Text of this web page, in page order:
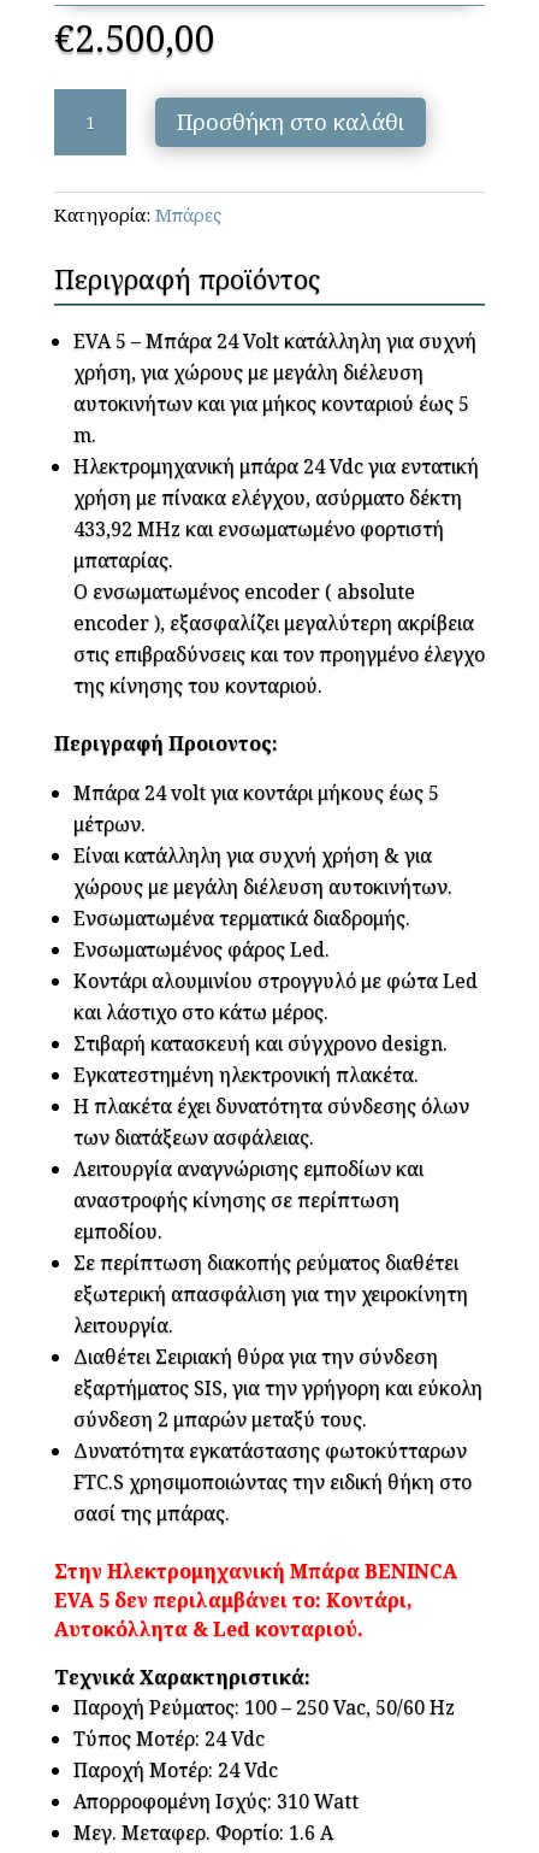
€2.500,00
EVA
5
ποσότητα
Προσθήκη στο καλάθι
Κατηγορία: Μπάρες
Περιγραφή προϊόντος
EVA 5 – Μπάρα 24 Volt κατάλληλη για συχνή
χρήση, για χώρους με μεγάλη διέλευση
αυτοκινήτων και για μήκος κονταριού έως 5
m.
Ηλεκτρομηχανική μπάρα 24 Vdc για εντατική
χρήση με πίνακα ελέγχου, ασύρματο δέκτη
433,92 MHz και ενσωματωμένο φορτιστή
μπαταρίας.
Ο ενσωματωμένος encoder ( absolute
encoder ), εξασφαλίζει μεγαλύτερη ακρίβεια
στις επιβραδύνσεις και τον προηγμένο έλεγχο
της κίνησης του κονταριού.
Περιγραφή Προιοντος:
Μπάρα 24 volt για κοντάρι μήκους έως 5
μέτρων.
Είναι κατάλληλη για συχνή χρήση & για
χώρους με μεγάλη διέλευση αυτοκινήτων.
Ενσωματωμένα τερματικά διαδρομής.
Ενσωματωμένος φάρος Led.
Κοντάρι αλουμινίου στρογγυλό με φώτα Led
και λάστιχο στο κάτω μέρος.
Στιβαρή κατασκευή και σύγχρονο design.
Εγκατεστημένη ηλεκτρονική πλακέτα.
Η πλακέτα έχει δυνατότητα σύνδεσης όλων
των διατάξεων ασφάλειας.
Λειτουργία αναγνώρισης εμποδίων και
αναστροφής κίνησης σε περίπτωση
εμποδίου.
Σε περίπτωση διακοπής ρεύματος διαθέτει
εξωτερική απασφάλιση για την χειροκίνητη
λειτουργία.
Διαθέτει Σειριακή θύρα για την σύνδεση
εξαρτήματος SIS, για την γρήγορη και εύκολη
σύνδεση 2 μπαρών μεταξύ τους.
Δυνατότητα εγκατάστασης φωτοκύτταρων
FTC.S χρησιμοποιώντας την ειδική θήκη στο
σασί της μπάρας.
Στην Ηλεκτρομηχανική Μπάρα BENINCA
EVA 5 δεν περιλαμβάνει το: Κοντάρι,
Αυτοκόλλητα & Led κονταριού.
Τεχνικά Χαρακτηριστικά:
Παροχή Ρεύματος: 100 – 250 Vac, 50/60 Hz
Τύπος Μοτέρ: 24 Vdc
Παροχή Μοτέρ: 24 Vdc
Απορροφομένη Ισχύς: 310 Watt
Μεγ. Μεταφερ. Φορτίο: 1.6 A